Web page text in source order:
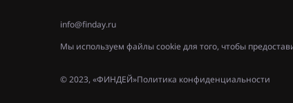
info@finday.ru
Мы используем файлы cookie для того, чтобы
Политика конфиденциальности
© 2023, «ФИНДЕЙ»